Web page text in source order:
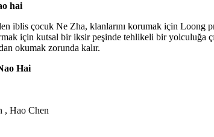
hai
iblis çocuk Ne Zha, klanlarını korumak için Loong
için kutsal bir iksir peşinde tehlikeli bir yolculuğa
okumak zorunda kalır.
Hai
, Hao Chen